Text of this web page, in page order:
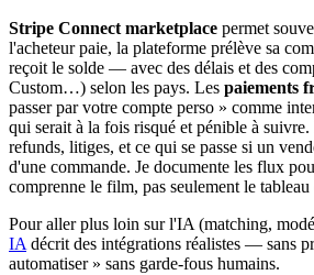
Stripe Connect marketplace permet
l'acheteur paie, la plateforme prélève sa
reçoit le solde — avec des délais et des
Custom…) selon les pays. Les paiements
passer par votre compte perso » comme
qui serait à la fois risqué et pénible à
refunds, litiges, et ce qui se passe si un
d'une commande. Je documente les flux
comprenne le film, pas seulement le tableau
Pour aller plus loin sur l'IA (matching,
IA décrit des intégrations réalistes — sans
automatiser » sans garde-fous humains.